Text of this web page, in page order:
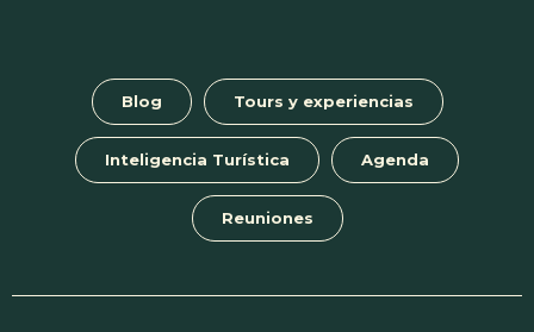
Blog Tours y experiencias
Inteligencia Turística Agenda
Reuniones